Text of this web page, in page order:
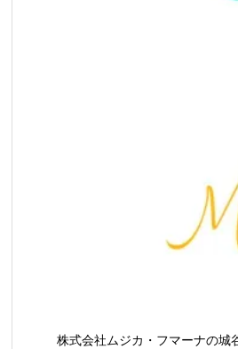
株式会社ムジカ・フマーナの城